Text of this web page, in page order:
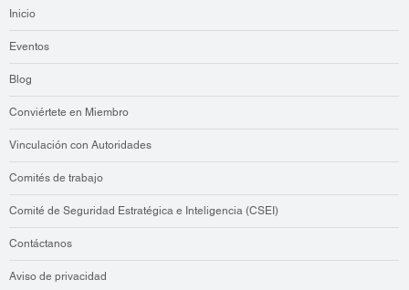
Inicio
Eventos
Blog
Conviértete en Miembro
Vinculación con Autoridades
Comités de trabajo
Comité de Seguridad Estratégica e Inteligencia (CSEI)
Contáctanos
Aviso de privacidad